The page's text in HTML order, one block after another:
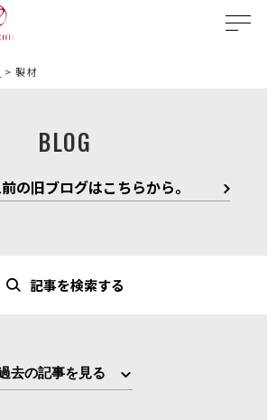
>製材
BLOG
の旧ブログはこちらから。
記事を検索する